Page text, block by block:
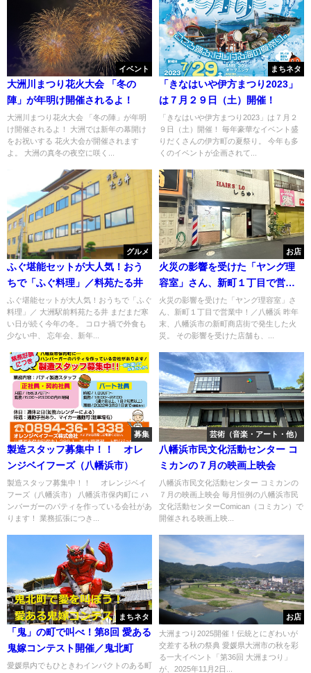
イベント
大洲川まつり花火大会 「冬の
陣」が年明け開催されるよ！
大洲川まつり花火大会 「冬の陣」が年明
け開催されるよ！ 大洲では新年の幕開け
をお祝いする 花火大会が開催されます
よ。 大洲の真冬の夜空に咲く...
まちネタ
「きなはいや伊方まつり2023」
は７月２９日（土）開催！
「きなはいや伊方まつり2023」は７月２
９日（土）開催！ 毎年豪華なイベント盛
りだくさんの伊方町の夏祭り。 今年も多
くのイベントが企画されて...
グルメ
ふぐ堪能セットが大人気！おう
ちで「ふぐ料理」／料苑たる井
ふぐ堪能セットが大人気！おうちで「ふぐ
料理」／ 大洲駅前料苑たる井 まだまだ寒
い日が続く今年の冬。 コロナ禍で外食も
少ない中、 忘年会、新年...
お店
火災の影響を受けた「ヤング理
容室」さん、新町１丁目で営業
中！／八幡浜
火災の影響を受けた「ヤング理容室」さ
ん、新町１丁目で営業中！／八幡浜 昨年
末、八幡浜市の新町商店街で発生した火
災。 その影響を受けた店舗も、...
募集
製造スタッフ募集中！！ オレ
ンジベイフーズ（八幡浜市）
製造スタッフ募集中！！ オレンジベイ
フーズ（八幡浜市） 八幡浜市保内町に ハ
ンバーガーのパティを作っている会社があ
ります！ 業務拡張につき...
芸術（音楽・アート・他）
八幡浜市民文化活動センター コ
ミカンの７月の映画上映会
八幡浜市民文化活動センター コミカンの
７月の映画上映会 毎月恒例の八幡浜市民
文化活動センターComican（コミカン）で
開催される映画上映...
まちネタ
「鬼」の町で叫べ！第8回 愛ある
鬼嫁コンテスト開催／鬼北町
愛媛県内でもひときわインパクトのある町
お店
大洲まつり2025開催！伝統とにぎわいが
交差する秋の祭典 愛媛県大洲市の秋を彩
る一大イベント「第36回 大洲まつり」
が、2025年11月2日...